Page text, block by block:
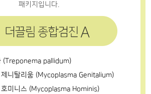
패키지입니다.
(Treponema pallidum)
제니탈리움 (Mycoplasma Genitalium)
호미니스 (Mycoplasma Hominis)